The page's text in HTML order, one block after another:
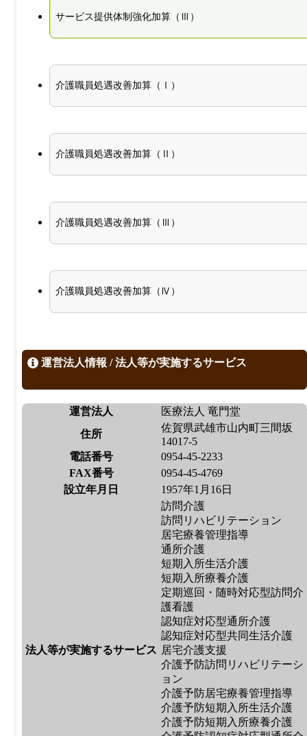
サービス提供体制強化加算（Ⅲ）
介護職員処遇改善加算（Ⅰ）
介護職員処遇改善加算（Ⅱ）
介護職員処遇改善加算（Ⅲ）
介護職員処遇改善加算（Ⅳ）
運営法人情報 / 法人等が実施するサービス
運営法人
医療法人 竜門堂
住所
佐賀県武雄市山内町三間坂
14017-5
電話番号
0954-45-2233
FAX番号
0954-45-4769
設立年月日
1957年1月16日
法人等が実施するサービス
訪問介護
訪問リハビリテーション
居宅療養管理指導
通所介護
短期入所生活介護
短期入所療養介護
定期巡回・随時対応型訪問介
護看護
認知症対応型通所介護
認知症対応型共同生活介護
居宅介護支援
介護予防訪問リハビリテーシ
ョン
介護予防居宅療養管理指導
介護予防短期入所生活介護
介護予防短期入所療養介護